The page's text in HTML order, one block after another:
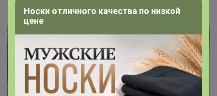
Носки отличного качества по низкой
цене